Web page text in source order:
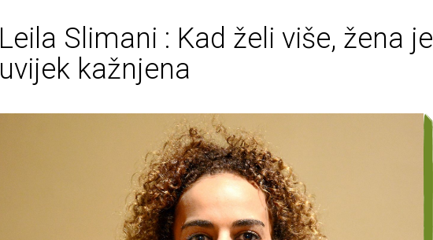
Leila Slimani : Kad želi više, žena je
uvijek kažnjena